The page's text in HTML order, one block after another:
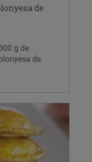
de
g de
de